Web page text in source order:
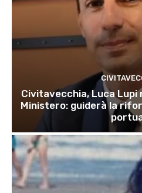
Civitavecchia, Luca
Ministero: guiderà la